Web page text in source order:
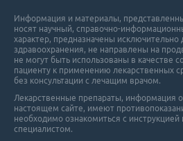
Информация и материалы,
носят научный, справочно-
характер, предназначены исключительно
здравоохранения, не направлены на
не могут быть использованы в качестве
пациенту к применению лекарственных
без консультации с лечащим врачом.
Лекарственные препараты, информация
настоящем сайте, имеют
необходимо ознакомиться с инструкцией
специалистом.